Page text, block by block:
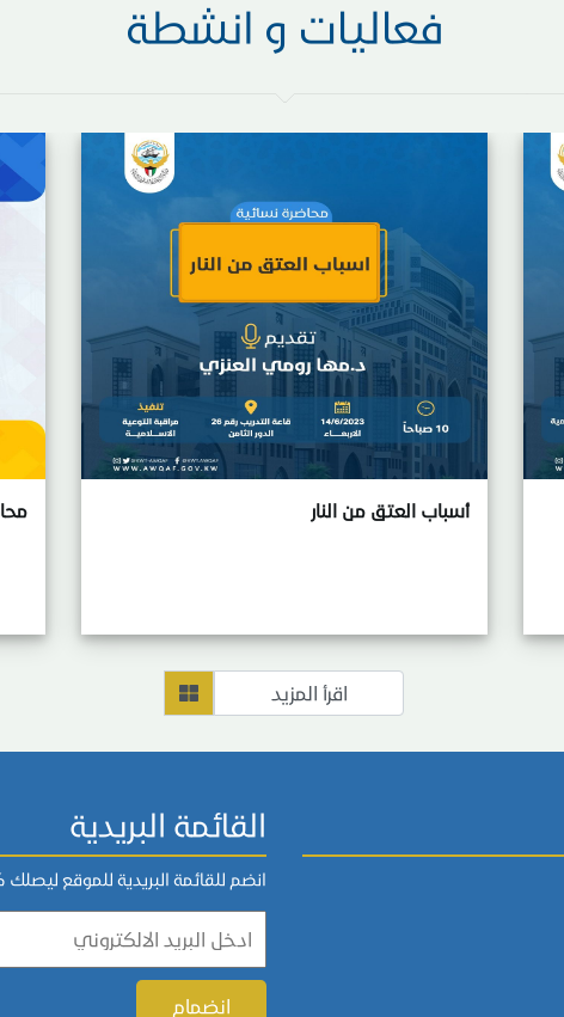
فعاليات و انشطة
أسباب العتق من النار
اقرأ المزيد
القائمة البريدية
انضم للقائمة البريدية للموقع